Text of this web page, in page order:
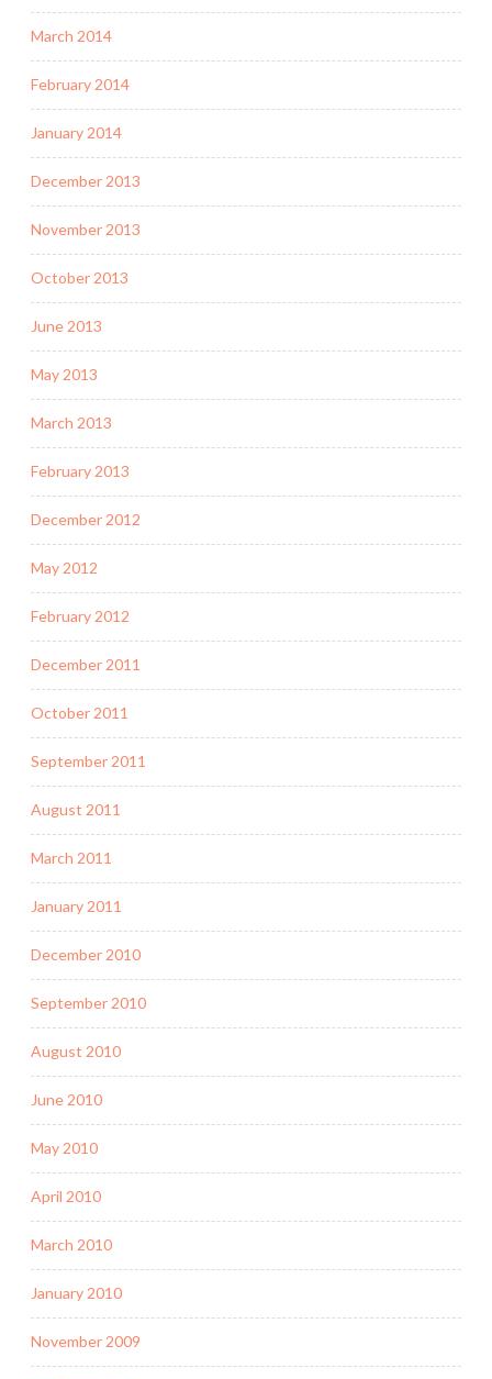
March 2014
February 2014
January 2014
December 2013
November 2013
October 2013
June 2013
May 2013
March 2013
February 2013
December 2012
May 2012
February 2012
December 2011
October 2011
September 2011
August 2011
March 2011
January 2011
December 2010
September 2010
August 2010
June 2010
May 2010
April 2010
March 2010
January 2010
November 2009